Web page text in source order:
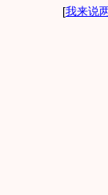
[我来说